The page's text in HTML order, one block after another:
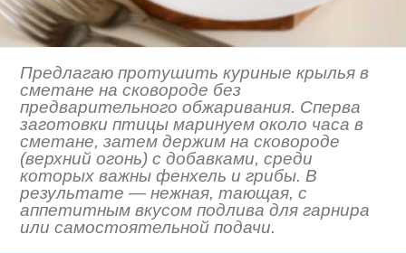
Предлагаю протушить куриные крылья в
сметане на сковороде без
предварительного обжаривания. Сперва
заготовки птицы маринуем около часа в
сметане, затем держим на сковороде
(верхний огонь) с добавками, среди
которых важны фенхель и грибы. В
результате — нежная, тающая, с
аппетитным вкусом подлива для гарнира
или самостоятельной подачи.